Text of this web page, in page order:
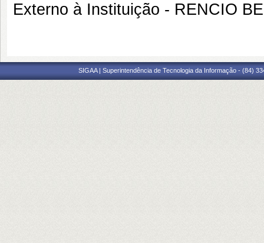
Externo à Instituição - RENCIO
SIGAA | Superintendência de Tecnologia da Informação - (84)